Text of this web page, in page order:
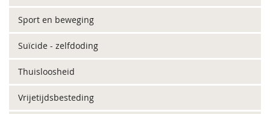
Sport en beweging
Suïcide - zelfdoding
Thuisloosheid
Vrijetijdsbesteding